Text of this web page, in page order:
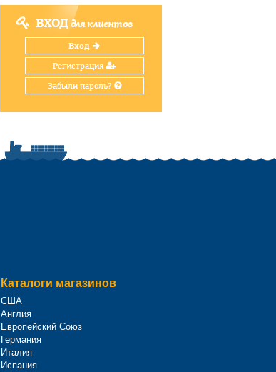
ВХОДдля клиентов
Вход
Регистрация
Забыли пароль?
Каталоги магазинов
США
Англия
Европейский Союз
Германия
Италия
Испания